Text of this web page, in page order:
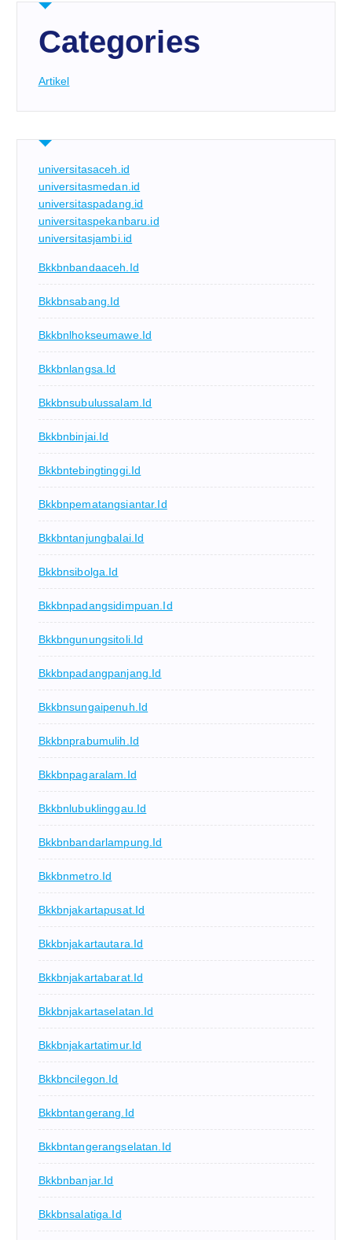
Categories
Artikel
universitasaceh.id
universitasmedan.id
universitaspadang.id
universitaspekanbaru.id
universitasjambi.id
Bkkbnbandaaceh.id
Bkkbnsabang.id
Bkkbnlhokseumawe.id
Bkkbnlangsa.id
Bkkbnsubulussalam.id
Bkkbnbinjai.id
Bkkbntebingtinggi.id
Bkkbnpematangsiantar.id
Bkkbntanjungbalai.id
Bkkbnsibolga.id
Bkkbnpadangsidimpuan.id
Bkkbngunungsitoli.id
Bkkbnpadangpanjang.id
Bkkbnsungaipenuh.id
Bkkbnprabumulih.id
Bkkbnpagaralam.id
Bkkbnlubuklinggau.id
Bkkbnbandarlampung.id
Bkkbnmetro.id
Bkkbnjakartapusat.id
Bkkbnjakartautara.id
Bkkbnjakartabarat.id
Bkkbnjakartaselatan.id
Bkkbnjakartatimur.id
Bkkbncilegon.id
Bkkbntangerang.id
Bkkbntangerangselatan.id
Bkkbnbanjar.id
Bkkbnsalatiga.id